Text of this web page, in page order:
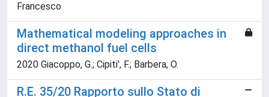
Francesco
Mathematical modeling approaches in
direct methanol fuel cells
2020 Giacoppo, G.; Cipiti', F.; Barbera, O.
R.E. 35/20 Rapporto sullo Stato di